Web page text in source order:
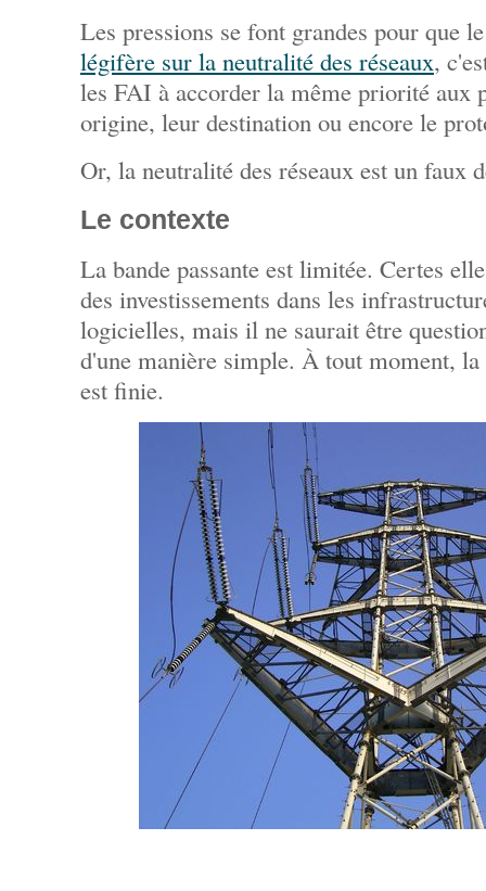
Les pressions se font grandes pour que
légifère sur la neutralité des réseaux,
les FAI à accorder la même priorité aux
origine, leur destination ou encore le
Or, la neutralité des réseaux est un faux
Le contexte
La bande passante est limitée. Certes
des investissements dans les
logicielles, mais il ne saurait être
d'une manière simple. À tout moment, la
est finie.